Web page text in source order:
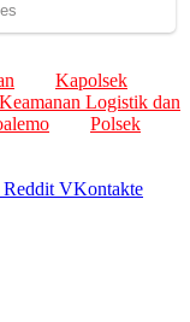
Kapolsek
Logistik dan
Polsek
Reddit VKontakte